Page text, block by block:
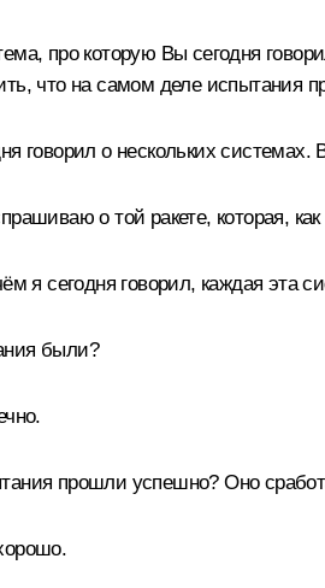
про которую Вы сегодня
что на самом деле испытания
говорил о нескольких
о той ракете, которая,
я сегодня говорил, каждая эта
были?
прошли успешно? Оно